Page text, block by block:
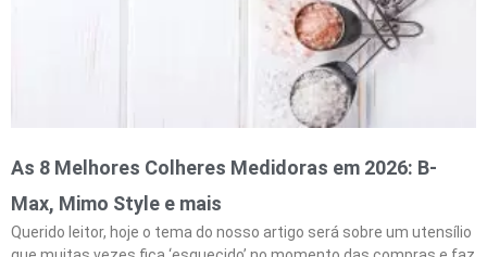
As 8 Melhores Colheres Medidoras em 2026: B-
Max, Mimo Style e mais
Querido leitor, hoje o tema do nosso artigo será sobre um utensílio